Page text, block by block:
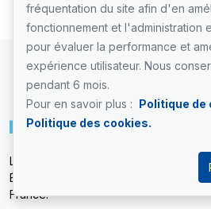
Le réseau collaboratif des
Édité par
, partenaire
France.
fréquentation du site afin d'en
fonctionnement et l'administration
pour évaluer la performance et
expérience utilisateur. Nous
pendant 6 mois.
Pour en savoir plus : Politique
Politique des cookies.